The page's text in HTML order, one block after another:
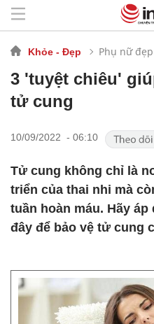
Khỏe - Đẹp Phụ nữ đẹp
3 'tuyệt chiêu'
tử cung
10/09/2022 - 06:10
Tử cung không chỉ là
triển của thai nhi mà
tuần hoàn máu. Hãy
đây để bảo vệ tử cung